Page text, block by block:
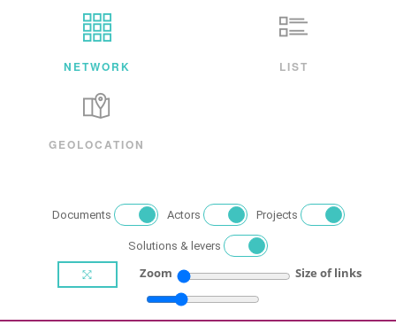
NETWORK LIST
GEOLOCATION
Documents Actors Projects
Solutions & levers
Zoom Size of links